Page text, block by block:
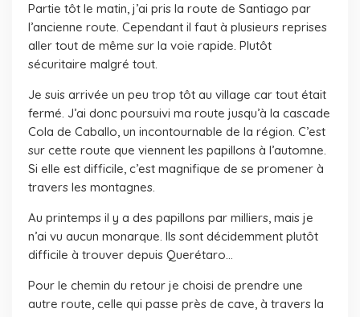
Partie tôt le matin, j’ai pris la route de Santiago par
l’ancienne route. Cependant il faut à plusieurs reprises
aller tout de même sur la voie rapide. Plutôt
sécuritaire malgré tout.
Je suis arrivée un peu trop tôt au village car tout était
fermé. J’ai donc poursuivi ma route jusqu’à la cascade
Cola de Caballo, un incontournable de la région. C’est
sur cette route que viennent les papillons à l’automne.
Si elle est difficile, c’est magnifique de se promener à
travers les montagnes.
Au printemps il y a des papillons par milliers, mais je
n’ai vu aucun monarque. Ils sont décidemment plutôt
difficile à trouver depuis Querétaro…
Pour le chemin du retour je choisi de prendre une
autre route, celle qui passe près de cave, à travers la